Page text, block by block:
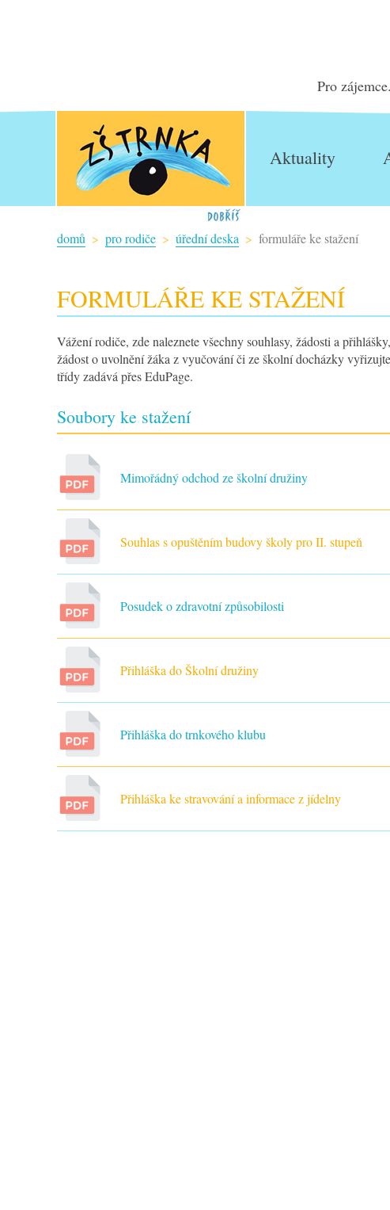
Pro
ZŠ Trnka Dobříš
Aktuality
domů pro rodiče úřední deska formuláře ke stažení
FORMULÁŘE KE STAŽENÍ
Vážení rodiče, zde naleznete všechny souhlasy, žádosti a
žádost o uvolnění žáka z vyučování či ze školní docházky
třídy zadává přes EduPage.
Soubory ke stažení
Mimořádný odchod ze školní družiny
Souhlas s opuštěním budovy školy pro II. stupeň
Posudek o zdravotní způsobilosti
Přihláška do Školní družiny
Přihláška do trnkového klubu
Přihláška ke stravování a informace z jídelny